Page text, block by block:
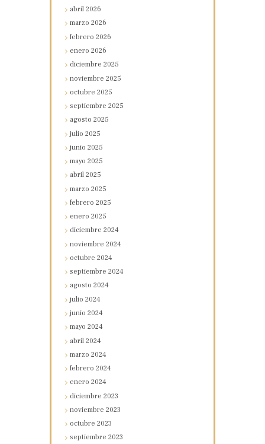
abril2026
marzo2026
febrero2026
enero2026
diciembre2025
noviembre2025
octubre2025
septiembre2025
agosto2025
julio2025
junio2025
mayo2025
abril2025
marzo2025
febrero2025
enero2025
diciembre2024
noviembre2024
octubre2024
septiembre2024
agosto2024
julio2024
junio2024
mayo2024
abril2024
marzo2024
febrero2024
enero2024
diciembre2023
noviembre2023
octubre2023
septiembre2023